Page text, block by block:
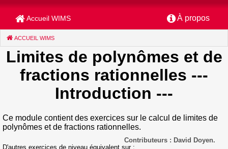
Accueil WIMS À propos
ACCUEIL WIMS
Limites de polynômes et de
fractions rationnelles ---
Introduction ---
Ce module contient des exercices sur le calcul de limites de
polynômes et de fractions rationnelles.
Contributeurs : David Doyen.
D'autres exercices de niveau équivalent sur :